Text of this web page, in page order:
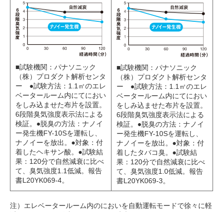
■試験機関：パナソニック
（株）プロダクト解析センタ
ー ●試験方法：1.1㎡のエレ
ベータールーム内にてにおい
をしみ込ませた布片を設置。
6段階臭気強度表示法による
検証。●脱臭の方法：ナノイ
ー発生機FY-10Sを運転し、
ナノイーを放出。●対象：付
着したヘキサン酸。●試験結
果：120分で自然減衰に比べ
て、臭気強度1.1低減。報告
書L20YK069-4。
■試験機関：パナソニック
（株）プロダクト解析センタ
ー ●試験方法：1.1㎡のエレ
ベータールーム内にてにおい
をしみ込ませた布片を設置。
6段階臭気強度表示法による
検証。●脱臭の方法：ナノイ
ー発生機FY-10Sを運転し、
ナノイーを放出。●対象：付
着したタバコ臭。●試験結
果：120分で自然減衰に比べ
て、臭気強度1.0低減。報告
書L20YK069-3。
注）エレベータールーム内のにおいを自動運転モードで徐々に軽